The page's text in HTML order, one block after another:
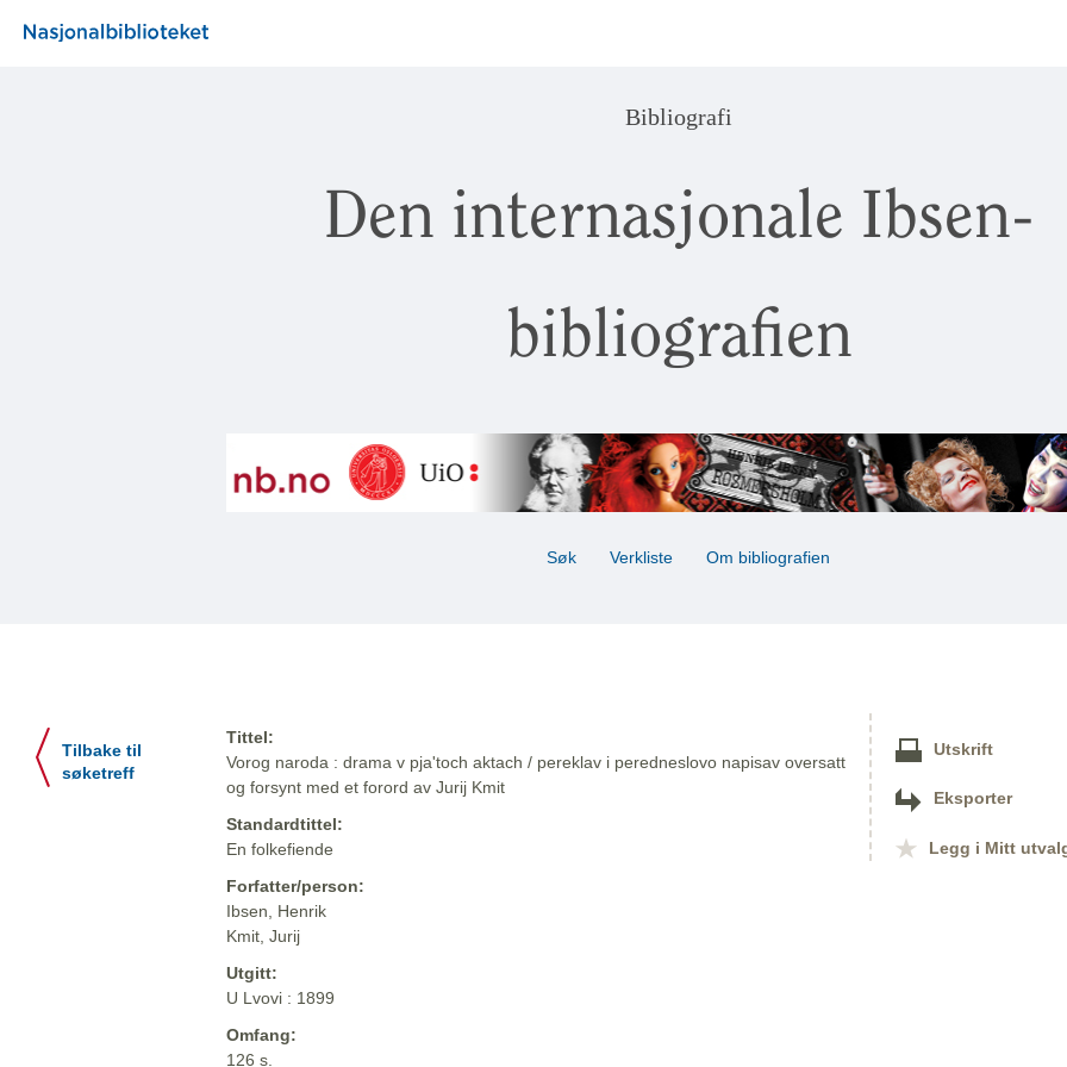
Bibliografi
Den internasjonale Ibsen-
bibliografien
Søk Verkliste Om bibliografien
Tilbake til
søketreff
Tittel:
Vorog naroda : drama v pja'toch aktach / pereklav i peredneslovo napisav oversatt
og forsynt med et forord av Jurij Kmit
Standardtittel:
En folkefiende
Forfatter/person:
Ibsen, Henrik
Kmit, Jurij
Utgitt:
U Lvovi : 1899
Omfang:
126 s.
Utskrift
Eksporter
Legg i Mitt